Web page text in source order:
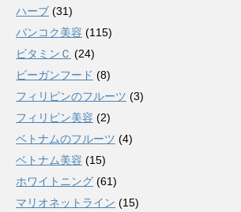
ハーブ (31)
バンコク美容 (115)
ビタミンＣ (24)
ビーガンフード (8)
フィリピンのフルーツ (3)
フィリピン美容 (2)
ベトナムのフルーツ (4)
ベトナム美容 (15)
ホワイトニング (61)
マリオネットライン (15)